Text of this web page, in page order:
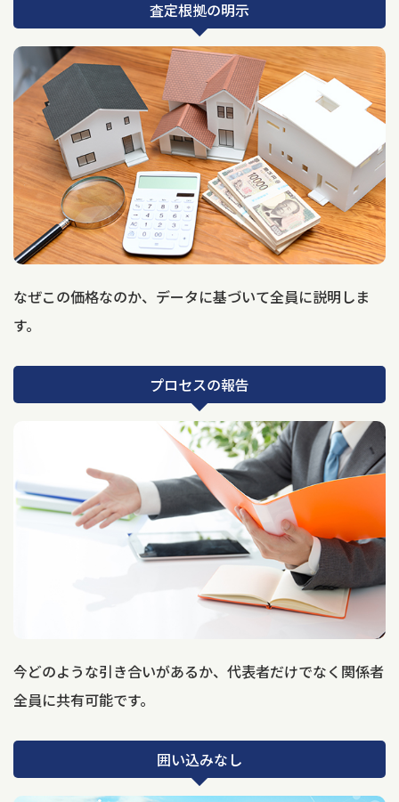
査定根拠の明示
なぜこの価格なのか、データに基づいて全員に説明しま
す。
プロセスの報告
今どのような引き合いがあるか、代表者だけでなく関係者
全員に共有可能です。
囲い込みなし